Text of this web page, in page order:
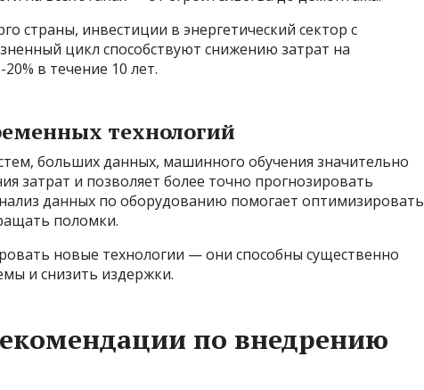
страны, инвестиции в энергетический сектор с
цикл способствуют снижению затрат на
в течение 10 лет.
технологий
больших данных, машинного обучения значительно
затрат и позволяет более точно прогнозировать
данных по оборудованию помогает оптимизировать
поломки.
новые технологии — они способны существенно
и снизить издержки.
по внедрению